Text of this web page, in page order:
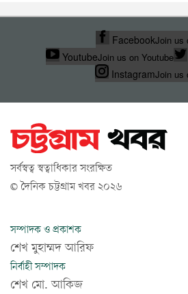
FacebookJoin us
YoutubeJoin us on Youtube
InstagramJoin us
সর্বস্বত্ব স্বত্বাধিকার সংরক্ষিত
© দৈনিক চট্টগ্রাম খবর ২০২৬
সম্পাদক ও প্রকাশক
শেখ মুহাম্মদ আরিফ
নির্বাহী সম্পাদক
শেখ মো. আকিজ